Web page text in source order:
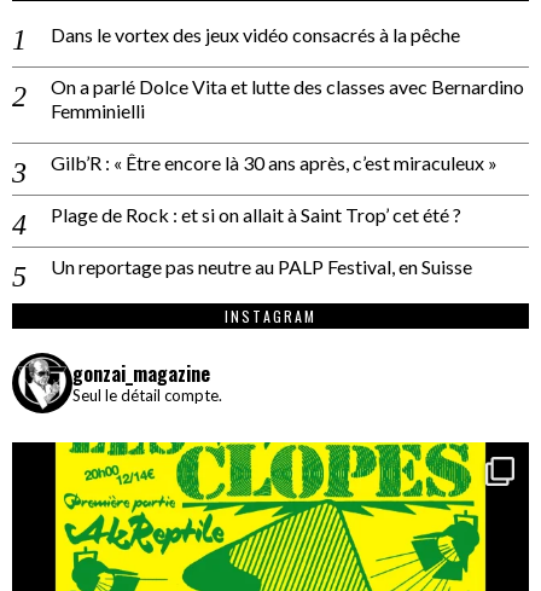
Dans le vortex des jeux vidéo consacrés à la pêche
On a parlé Dolce Vita et lutte des classes avec Bernardino
Femminielli
Gilb’R : « Être encore là 30 ans après, c’est miraculeux »
Plage de Rock : et si on allait à Saint Trop’ cet été ?
Un reportage pas neutre au PALP Festival, en Suisse
INSTAGRAM
gonzai_magazine
Seul le détail compte.